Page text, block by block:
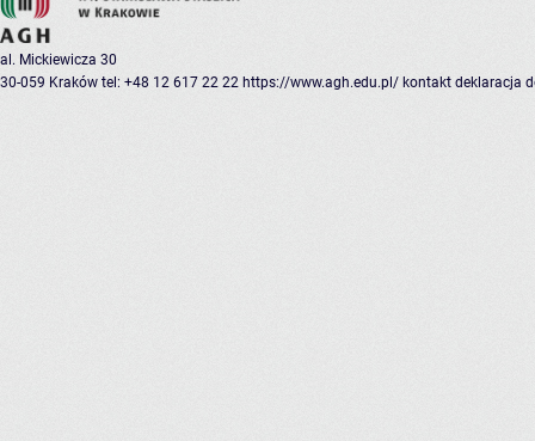
al. Mickiewicza 30
30-059 Kraków tel: +48 12 617 22 22 https://www.agh.edu.pl/ kontakt deklaracja